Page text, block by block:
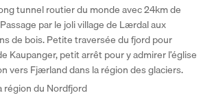
tunnel routier du monde avec 24km de
par le joli village de Lærdal aux
de bois. Petite traversée du fjord pour
Kaupanger, petit arrêt pour y admirer l’église
vers Fjærland dans la région des glaciers.
région du Nordfjord